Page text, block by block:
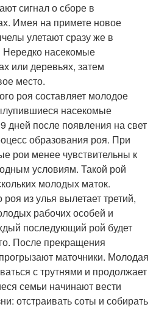
сигнал о сборе в
Имея на примете новое
улетают сразу же в
насекомые
или деревьях, затем
место.
роя составляет молодое
насекомые
дней после появления на свет
образования роя. При
рои менее чувствительны к
условиям. Такой рой
молодых маток.
из улья вылетает третий,
рабочих особей и
последующий рой будет
После прекращения
маточники. Молодая
с трутнями и продолжает
семьи начинают вести
отстраивать соты и собирать